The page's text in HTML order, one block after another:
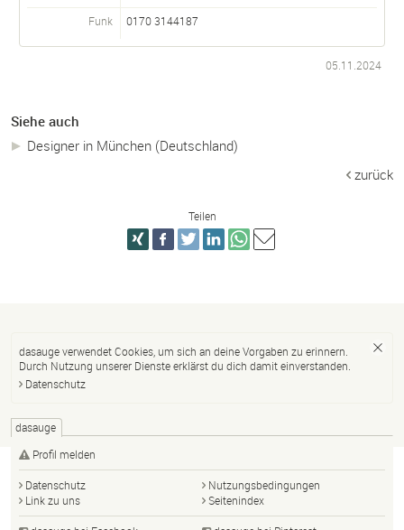
Funk 0170 3144187
05.11.2024
Siehe auch
Designer in München (Deutschland)
zurück
Teilen
dasauge verwendet Cookies, um sich an deine Vorgaben zu erinnern.
Durch Nutzung unserer Dienste erklärst du dich damit einverstanden.
Datenschutz
dasauge
Profil melden
Datenschutz
Nutzungsbedingungen
Link zu uns
Seitenindex